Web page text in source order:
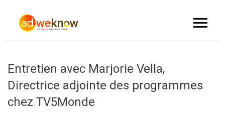
Entretien avec Marjorie Vella,
Directrice adjointe des programmes
chez TV5Monde